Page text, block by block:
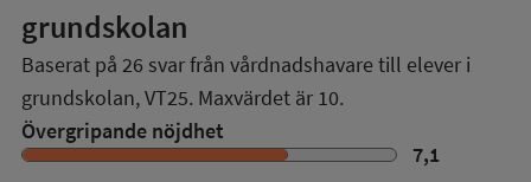
grundskolan
Baserat på 26 svar från vårdnadshavare till elever i
grundskolan,VT25. Maxvärdet är 10.
Övergripande nöjdhet
7,1